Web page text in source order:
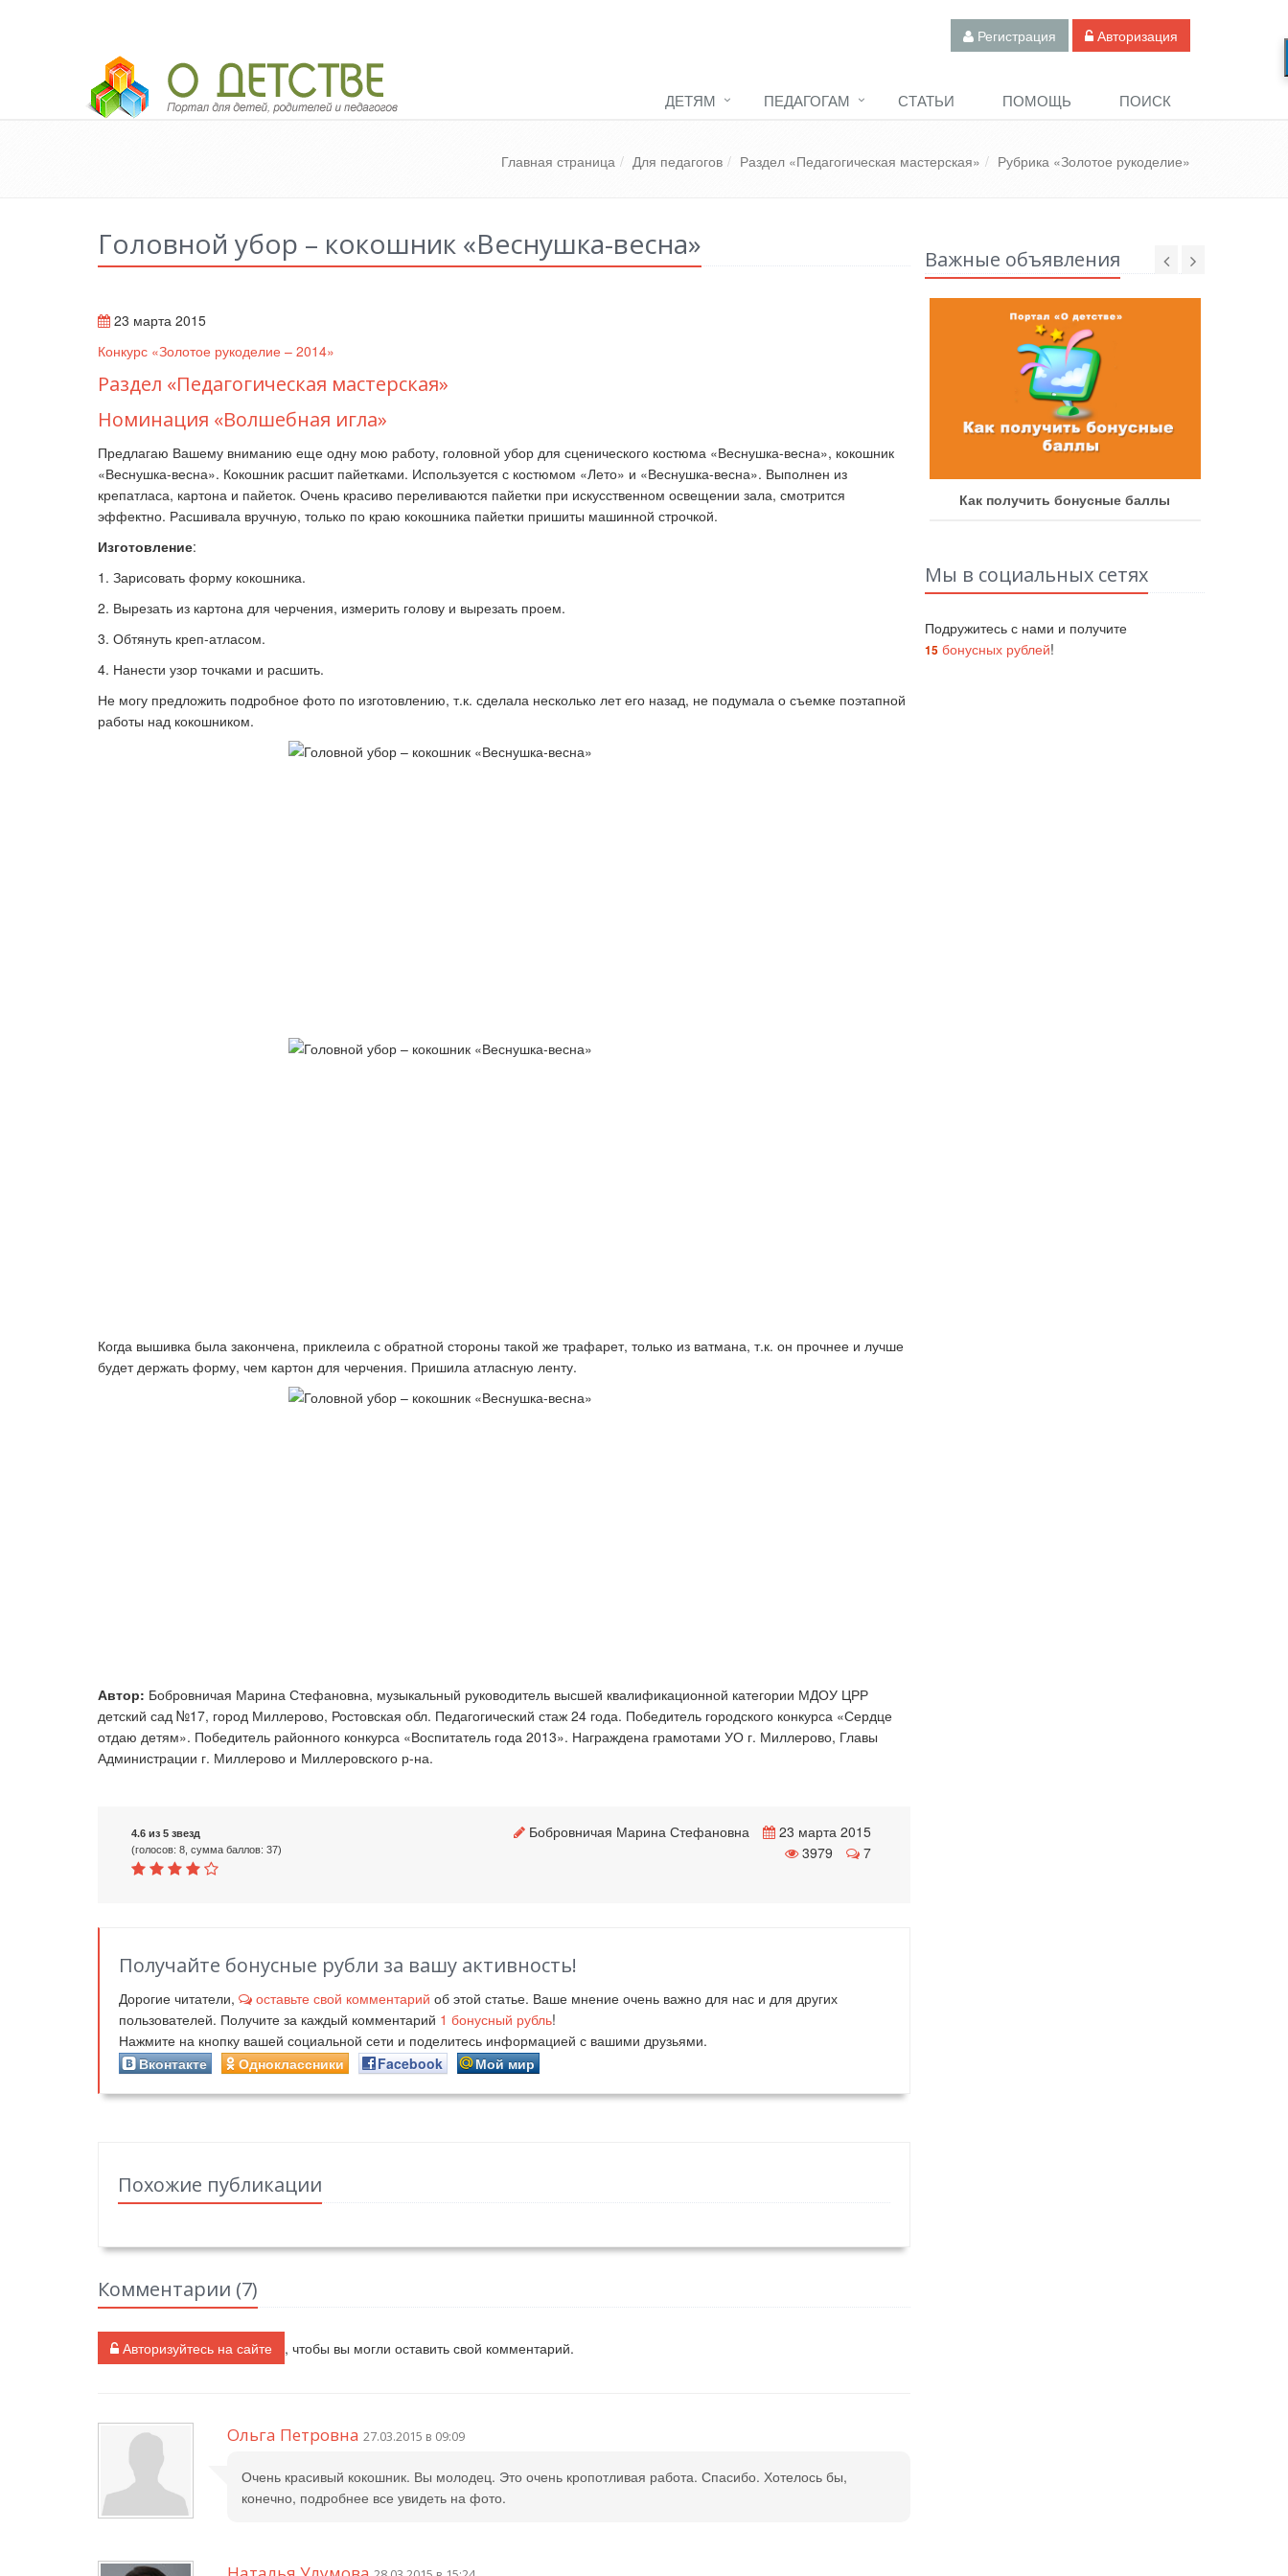
Регистрация Авторизация
Педагогический портал «О детстве»
ДЕТЯМ
ПЕДАГОГАМ СТАТЬИ ПОМОЩЬ ПОИСК
Главная страница Для педагогов Раздел «Педагогическая мастерская» Рубрика «Золотое рукоделие»
Головной убор – кокошник «Веснушка-весна»
23 марта 2015
Конкурс «Золотое рукоделие – 2014»
Раздел «Педагогическая мастерская»
Номинация «Волшебная игла»
Предлагаю Вашему вниманию еще одну мою работу, головной убор для сценического костюма «Веснушка-весна», кокошник
«Веснушка-весна». Кокошник расшит пайетками. Используется с костюмом «Лето» и «Веснушка-весна». Выполнен из
крепатласа, картона и пайеток. Очень красиво переливаются пайетки при искусственном освещении зала, смотрится
эффектно. Расшивала вручную, только по краю кокошника пайетки пришиты машинной строчкой.
Изготовление:
1. Зарисовать форму кокошника.
2. Вырезать из картона для черчения, измерить голову и вырезать проем.
3. Обтянуть креп-атласом.
4. Нанести узор точками и расшить.
Не могу предложить подробное фото по изготовлению, т.к. сделала несколько лет его назад, не подумала о съемке поэтапной
работы над кокошником.
Когда вышивка была закончена, приклеила с обратной стороны такой же трафарет, только из ватмана, т.к. он прочнее и лучше
будет держать форму, чем картон для черчения. Пришила атласную ленту.
Автор: Бобровничая Марина Стефановна, музыкальный руководитель высшей квалификационной категории МДОУ ЦРР
детский сад №17, город Миллерово, Ростовская обл. Педагогический стаж 24 года. Победитель городского конкурса «Сердце
отдаю детям». Победитель районного конкурса «Воспитатель года 2013». Награждена грамотами УО г. Миллерово, Главы
Администрации г. Миллерово и Миллеровского р-на.
4.6 из 5 звезд
(голосов: 8, сумма баллов: 37)
Бобровничая Марина Стефановна
23 марта 2015
3979
7
Получайте бонусные рубли за вашу активность!
Дорогие читатели, оставьте свой комментарий об этой статье. Ваше мнение очень важно для нас и для других
пользователей. Получите за каждый комментарий 1 бонусный рубль!
Нажмите на кнопку вашей социальной сети и поделитесь информацией с вашими друзьями.
Вконтакте
Одноклассники Facebook Мой мир
Похожие публикации
Комментарии (7)
Авторизуйтесь на сайте , чтобы вы могли оставить свой комментарий.
Ольга Петровна 27.03.2015 в 09:09
Очень красивый кокошник. Вы молодец. Это очень кропотливая работа. Спасибо. Хотелось бы,
конечно, подробнее все увидеть на фото.
Важные объявления
Как стать экспертом наших
конкурсов
Как правильно оформить работу
Как получить бонусные баллы
Мы в социальных сетях
Подружитесь с нами и получите
15бонусных рублей!